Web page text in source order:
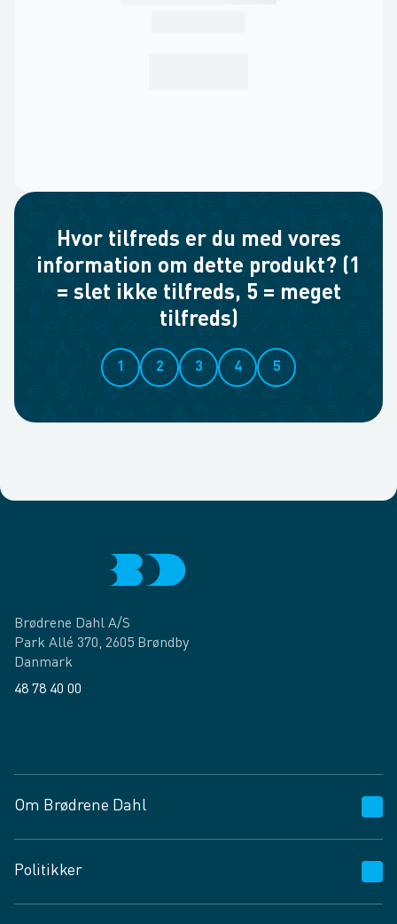
Hvor tilfreds er du med vores
information om dette produkt? (1
= slet ikke tilfreds, 5 = meget
tilfreds)
1 2 3 4 5
Brødrene Dahl A/S
Park Allé 370, 2605 Brøndby
Danmark
48 78 40 00
Om Brødrene Dahl
Vagttelefon 30 10 89 89
Spørgsmål og svar
Politikker